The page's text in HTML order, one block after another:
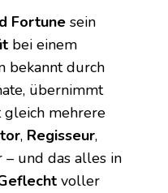
Fortune sein
bei einem
bekannt durch
übernimmt
gleich mehrere
, Regisseur,
und das alles in
voller